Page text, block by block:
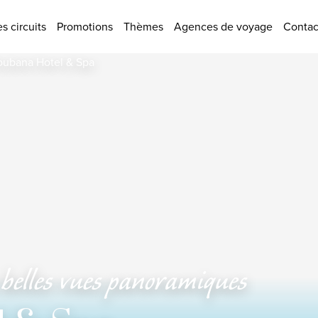
circuits Promotions Thèmes Agences de voyage
vues panoramiques